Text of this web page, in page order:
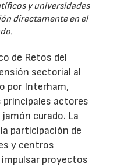
y universidades
directamente en el
de Retos del
sectorial al
por Interham,
principales actores
jamón curado. La
participación de
y centros
impulsar proyectos